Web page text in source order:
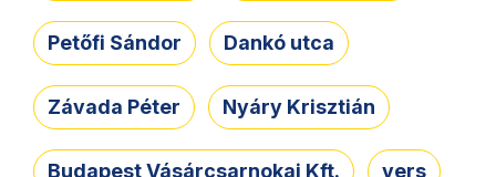
Petőfi Sándor Dankó utca
Závada Péter Nyáry Krisztián
Budapest Vásárcsarnokai Kft. vers